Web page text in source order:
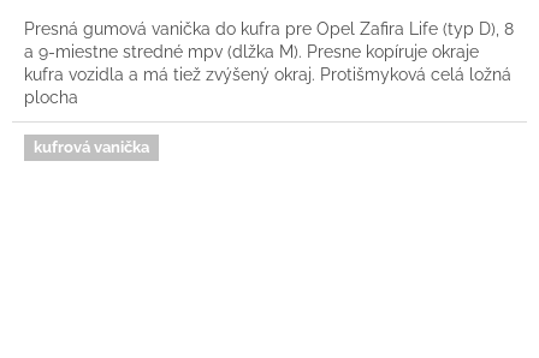
Presná gumová vanička do kufra pre Opel Zafira Life (typ D), 8
a 9-miestne stredné mpv (dlžka M). Presne kopíruje okraje
kufra vozidla a má tiež zvýšený okraj. Protišmyková celá ložná
plocha
kufrová vanička